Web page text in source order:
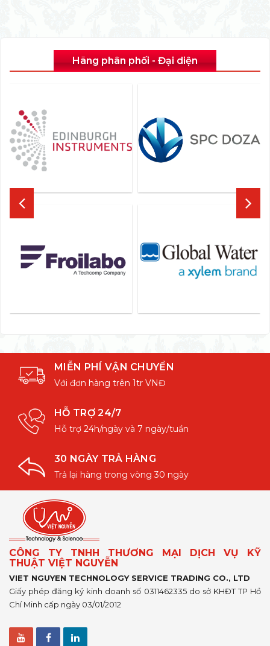
Hãng phân phối - Đại diện
MIỄN PHÍ VẬN CHUYỂN
Với đơn hàng trên 1tr VNĐ
HỖ TRỢ 24/7
Hỗ trợ 24h/ngày và 7 ngày/tuần
30 NGÀY TRẢ HÀNG
Trả lại hàng trong vòng 30 ngày
CÔNG TY TNHH THƯƠNG MẠI DỊCH VỤ KỸ
THUẬT VIỆT NGUYỄN
VIET NGUYEN TECHNOLOGY SERVICE TRADING CO., LTD
Giấy phép đăng ký kinh doanh số 0311462335 do sở KHĐT TP Hồ
Chí Minh cấp ngày 03/01/2012